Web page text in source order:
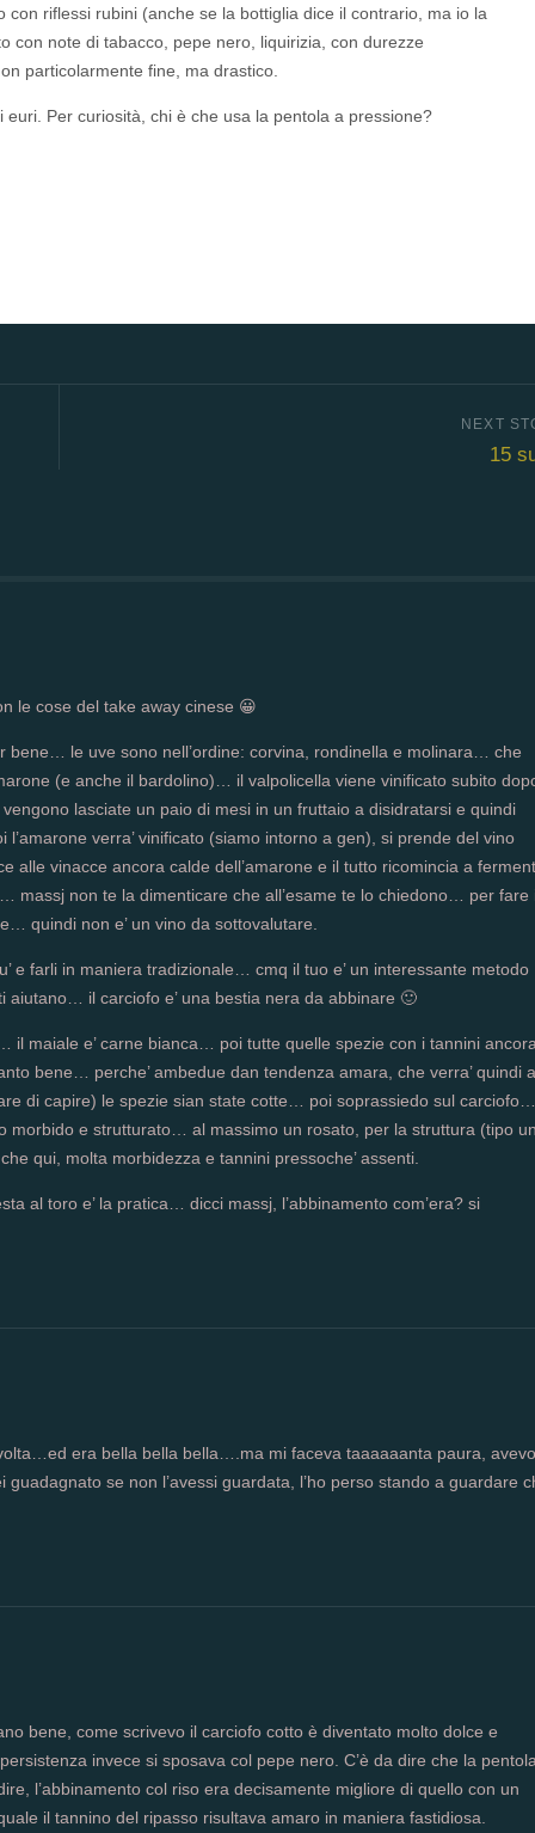
riflessi rubini (anche se la bottiglia dice il contrario, ma io la
con note di tabacco, pepe nero, liquirizia, con durezze
particolarmente fine, ma drastico.
euri. Per curiosità, chi è che usa la pentola a pressione?
15
le cose del take away cinese 😀
le uve sono nell’ordine: corvina, rondinella e molinara… che
(e anche il bardolino)… il valpolicella viene vinificato subito
lasciate un paio di mesi in un fruttaio a disidratarsi e quindi
verra’ vinificato (siamo intorno a gen), si prende del vino
alle vinacce ancora calde dell’amarone e il tutto ricomincia a
massj non te la dimenticare che all’esame te lo chiedono… per fare
quindi non e’ un vino da sottovalutare.
e farli in maniera tradizionale… cmq il tuo e’ un interessante metodo
il carciofo e’ una bestia nera da abbinare 🙂
il maiale e’ carne bianca… poi tutte quelle spezie con i tannini
bene… perche’ ambedue dan tendenza amara, che verra’ quindi a
di capire) le spezie sian state cotte… poi soprassiedo sul
morbido e strutturato… al massimo un rosato, per la struttura (tipo
qui, molta morbidezza e tannini pressoche’ assenti.
al toro e’ la pratica… dicci massj, l’abbinamento com’era? si
era bella bella bella….ma mi faceva taaaaaanta paura, avevo
se non l’avessi guardata, l’ho perso stando a guardare
bene, come scrivevo il carciofo cotto è diventato molto dolce e
invece si sposava col pepe nero. C’è da dire che la
l’abbinamento col riso era decisamente migliore di quello con un
il tannino del ripasso risultava amaro in maniera fastidiosa.